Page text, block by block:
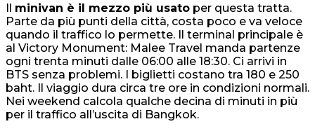
Il minivan è il mezzo più usato per questa tratta.
Parte da più punti della città, costa poco e va veloce
quando il traffico lo permette. Il terminal principale è
al Victory Monument: Malee Travel manda partenze
ogni trenta minuti dalle 06:00 alle 18:30. Ci arrivi in
BTS senza problemi. I biglietti costano tra 180 e 250
baht. Il viaggio dura circa tre ore in condizioni normali.
Nei weekend calcola qualche decina di minuti in più
per il traffico all’uscita di Bangkok.